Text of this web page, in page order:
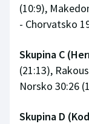
(10:9),
- Chorvatsko
Skupina C
(21:13),
Norsko 30:26
Skupina D